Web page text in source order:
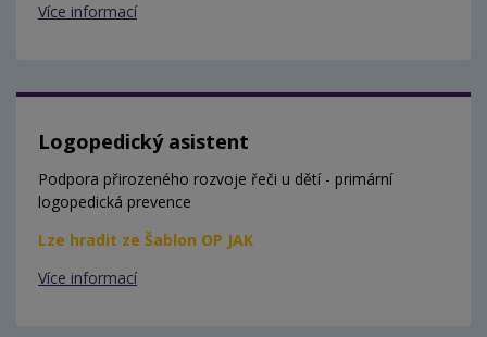
Více informací
Logopedický asistent
Podpora přirozeného rozvoje řeči u dětí - primární
logopedická prevence
Lze hradit ze Šablon OP JAK
Více informací